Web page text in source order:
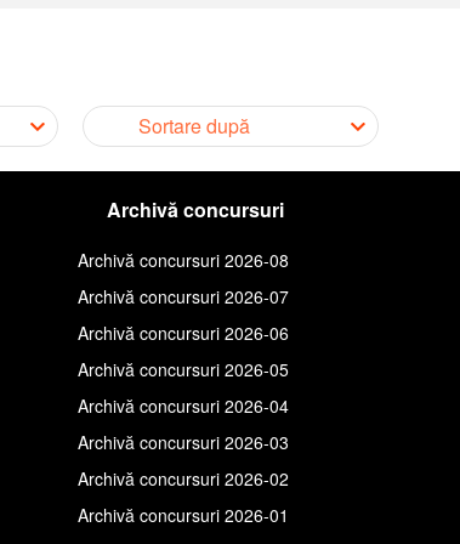
Sortare după
Archivă concursuri
Archivă concursuri 2026-08
Archivă concursuri 2026-07
Archivă concursuri 2026-06
Archivă concursuri 2026-05
Archivă concursuri 2026-04
Archivă concursuri 2026-03
Archivă concursuri 2026-02
Archivă concursuri 2026-01